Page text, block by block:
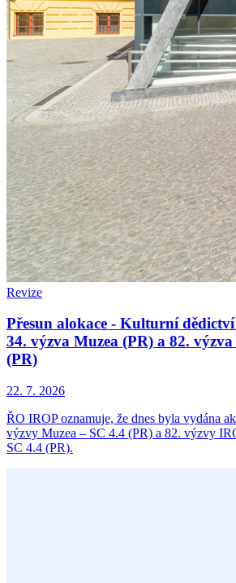
Revize
Přesun alokace - Kulturní
34. výzva Muzea (PR) a 82.
(PR)
22. 7. 2026
ŘO IROP oznamuje, že dnes byla vydána
výzvy Muzea – SC 4.4 (PR) a 82. výzvy
SC 4.4 (PR).